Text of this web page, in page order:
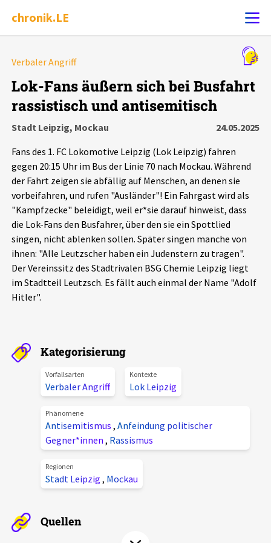
chronik.LE
Chronik
Leipziger Zustände
Schlaglichter
Phänomene
Aktuelles
Veranstaltungen
Podcasts
Projektbeschreibung
Kontakt
Spenden
chronik.LE in der Presse
Verbaler Angriff
Lok-Fans äußern sich bei Busfahrt
rassistisch und antisemitisch
Stadt Leipzig, Mockau
24.05.2025
Fans des 1. FC Lokomotive Leipzig (Lok Leipzig) fahren
gegen 20:15 Uhr im Bus der Linie 70 nach Mockau. Während
der Fahrt zeigen sie abfällig auf Menschen, an denen sie
vorbeifahren, und rufen "Ausländer"! Ein Fahrgast wird als
"Kampfzecke" beleidigt, weil er*sie darauf hinweist, dass
die Lok-Fans den Busfahrer, über den sie ein Spottlied
singen, nicht ablenken sollen. Später singen manche von
ihnen: "Alle Leutzscher haben ein Judenstern zu tragen".
Der Vereinssitz des Stadtrivalen BSG Chemie Leipzig liegt
im Stadtteil Leutzsch. Es fällt auch einmal der Name "Adolf
Hitler".
Kategorisierung
Vorfallsarten
Verbaler Angriff
Kontexte
Lok Leipzig
Phänomene
Antisemitismus , Anfeindung politischer
Gegner*innen , Rassismus
Regionen
Stadt Leipzig , Mockau
Quellen
Alle Ereignisse
7502Ereignisse
Ereignisse Statistik